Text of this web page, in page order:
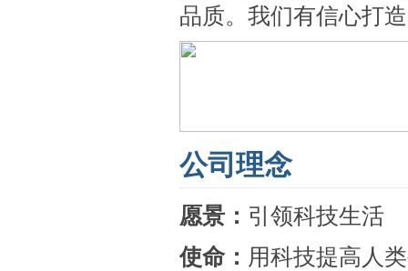
品质。我们有信心打
公司理念
愿景： 引领科技生活
使命： 用科技提高人